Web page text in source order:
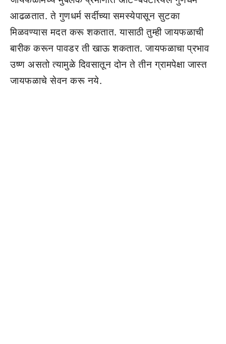
आढळतात. ते गुणधर्म सर्दीच्या समस्येपासून सुटका
मिळवण्यास मदत करू शकतात. यासाठी तुम्ही जायफळाची
बारीक करून पावडर ती खाऊ शकतात. जायफळाचा प्रभाव
उष्ण असतो त्यामुळे दिवसातून दोन ते तीन ग्रामपेक्षा जास्त
जायफळाचे सेवन करू नये.